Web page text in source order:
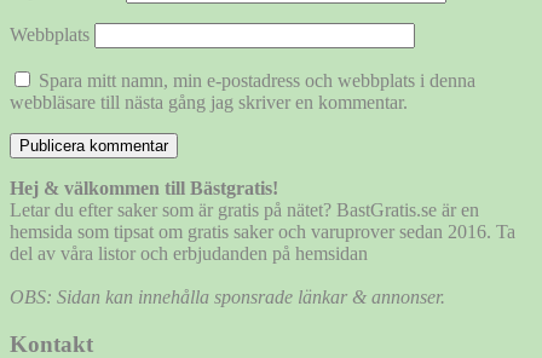
Webbplats
Spara mitt namn, min e-postadress och webbplats i denna
webbläsare till nästa gång jag skriver en kommentar.
Hej & välkommen till Bästgratis!
Letar du efter saker som är gratis på nätet? BastGratis.se är en
hemsida som tipsat om gratis saker och varuprover sedan 2016. Ta
del av våra listor och erbjudanden på hemsidan
OBS: Sidan kan innehålla sponsrade länkar & annonser.
Kontakt